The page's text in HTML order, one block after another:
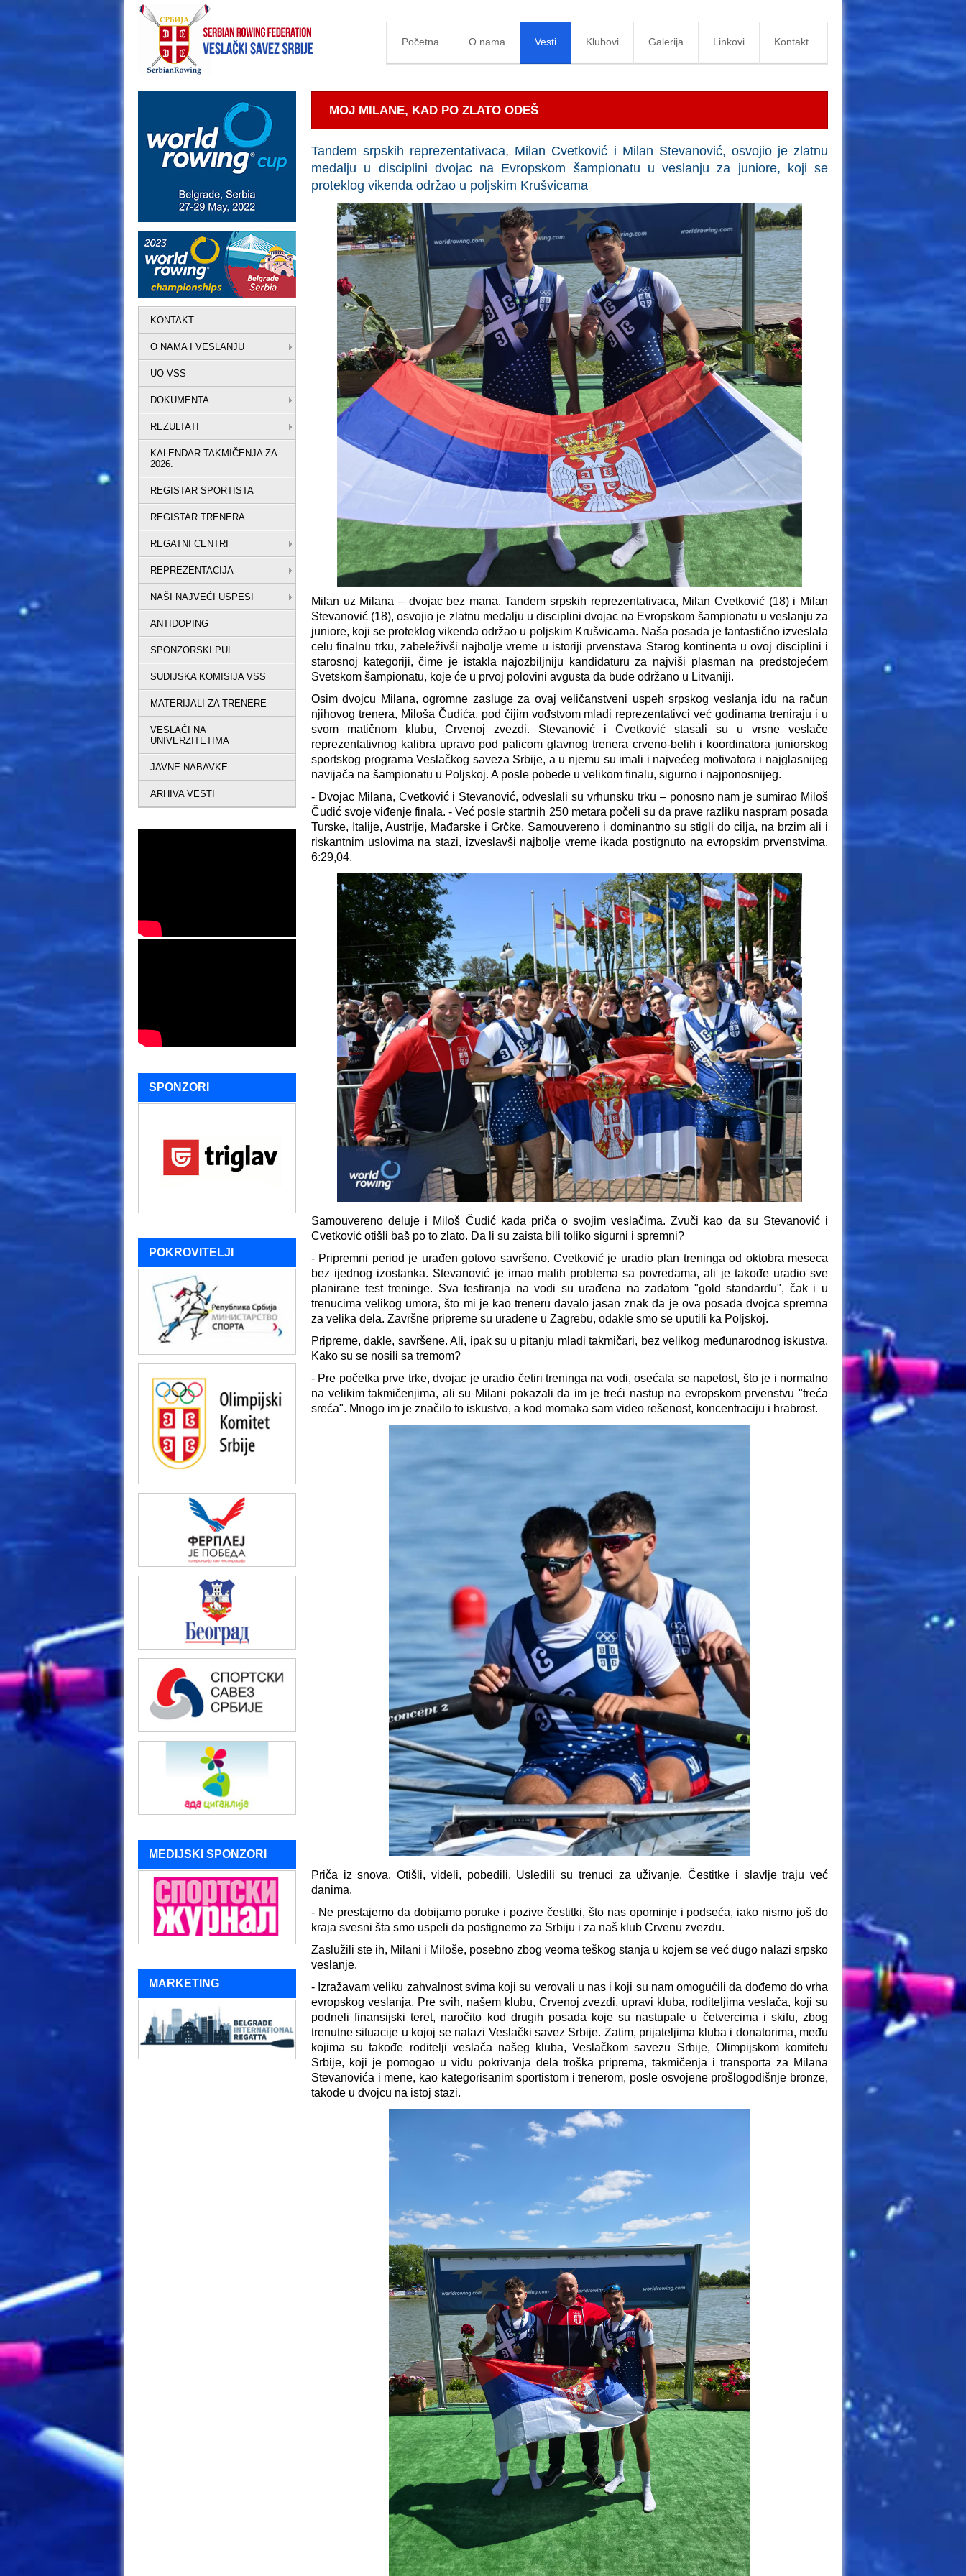
Početna O nama Vesti Klubovi Galerija Linkovi Kontakt
MOJ MILANE, KAD PO ZLATO ODEŠ
Tandem srpskih reprezentativaca, Milan Cvetković i Milan Stevanović, osvojio je zlatnu
medalju u disciplini dvojac na Evropskom šampionatu u veslanju za juniore, koji se
proteklog vikenda održao u poljskim Krušvicama
Milan uz Milana – dvojac bez mana. Tandem srpskih reprezentativaca, Milan Cvetković (18) i Milan
Stevanović (18), osvojio je zlatnu medalju u disciplini dvojac na Evropskom šampionatu u veslanju za
juniore, koji se proteklog vikenda održao u poljskim Krušvicama. Naša posada je fantastično izveslala
celu finalnu trku, zabeleživši najbolje vreme u istoriji prvenstava Starog kontinenta u ovoj disciplini i
starosnoj kategoriji, čime je istakla najozbiljniju kandidaturu za najviši plasman na predstojećem
Svetskom šampionatu, koje će u prvoj polovini avgusta da bude održano u Litvaniji.
Osim dvojcu Milana, ogromne zasluge za ovaj veličanstveni uspeh srpskog veslanja idu na račun
njihovog trenera, Miloša Čudića, pod čijim vođstvom mladi reprezentativci već godinama treniraju i u
svom matičnom klubu, Crvenoj zvezdi. Stevanović i Cvetković stasali su u vrsne veslače
reprezentativnog kalibra upravo pod palicom glavnog trenera crveno-belih i koordinatora juniorskog
sportskog programa Veslačkog saveza Srbije, a u njemu su imali i najvećeg motivatora i najglasnijeg
navijača na šampionatu u Poljskoj. A posle pobede u velikom finalu, sigurno i najponosnijeg.
- Dvojac Milana, Cvetković i Stevanović, odveslali su vrhunsku trku – ponosno nam je sumirao Miloš
Čudić svoje viđenje finala. - Već posle startnih 250 metara počeli su da prave razliku naspram posada
Turske, Italije, Austrije, Mađarske i Grčke. Samouvereno i dominantno su stigli do cilja, na brzim ali i
riskantnim uslovima na stazi, izveslavši najbolje vreme ikada postignuto na evropskim prvenstvima,
6:29,04.
Samouvereno deluje i Miloš Čudić kada priča o svojim veslačima. Zvuči kao da su Stevanović i
Cvetković otišli baš po to zlato. Da li su zaista bili toliko sigurni i spremni?
- Pripremni period je urađen gotovo savršeno. Cvetković je uradio plan treninga od oktobra meseca
bez ijednog izostanka. Stevanović je imao malih problema sa povredama, ali je takođe uradio sve
planirane test treninge. Sva testiranja na vodi su urađena na zadatom "gold standardu", čak i u
trenucima velikog umora, što mi je kao treneru davalo jasan znak da je ova posada dvojca spremna
za velika dela. Završne pripreme su urađene u Zagrebu, odakle smo se uputili ka Poljskoj.
Pripreme, dakle, savršene. Ali, ipak su u pitanju mladi takmičari, bez velikog međunarodnog iskustva.
Kako su se nosili sa tremom?
- Pre početka prve trke, dvojac je uradio četiri treninga na vodi, osećala se napetost, što je i normalno
na velikim takmičenjima, ali su Milani pokazali da im je treći nastup na evropskom prvenstvu "treća
sreća". Mnogo im je značilo to iskustvo, a kod momaka sam video rešenost, koncentraciju i hrabrost.
Priča iz snova. Otišli, videli, pobedili. Usledili su trenuci za uživanje. Čestitke i slavlje traju već
danima.
- Ne prestajemo da dobijamo poruke i pozive čestitki, što nas opominje i podseća, iako nismo još do
kraja svesni šta smo uspeli da postignemo za Srbiju i za naš klub Crvenu zvezdu.
Zaslužili ste ih, Milani i Miloše, posebno zbog veoma teškog stanja u kojem se već dugo nalazi srpsko
veslanje.
- Izražavam veliku zahvalnost svima koji su verovali u nas i koji su nam omogućili da dođemo do vrha
evropskog veslanja. Pre svih, našem klubu, Crvenoj zvezdi, upravi kluba, roditeljima veslača, koji su
podneli finansijski teret, naročito kod drugih posada koje su nastupale u četvercima i skifu, zbog
trenutne situacije u kojoj se nalazi Veslački savez Srbije. Zatim, prijateljima kluba i donatorima, među
kojima su takođe roditelji veslača našeg kluba, Veslačkom savezu Srbije, Olimpijskom komitetu
Srbije, koji je pomogao u vidu pokrivanja dela troška priprema, takmičenja i transporta za Milana
Stevanovića i mene, kao kategorisanim sportistom i trenerom, posle osvojene prošlogodišnje bronze,
takođe u dvojcu na istoj stazi.
KONTAKT
O NAMA I VESLANJU
UO VSS
DOKUMENTA
REZULTATI
KALENDAR TAKMIČENJA ZA
2026.
REGISTAR SPORTISTA
REGISTAR TRENERA
REGATNI CENTRI
REPREZENTACIJA
NAŠI NAJVEĆI USPESI
ANTIDOPING
SPONZORSKI PUL
SUDIJSKA KOMISIJA VSS
MATERIJALI ZA TRENERE
VESLAČI NA
UNIVERZITETIMA
JAVNE NABAVKE
ARHIVA VESTI
SPONZORI
POKROVITELJI
MEDIJSKI SPONZORI
MARKETING